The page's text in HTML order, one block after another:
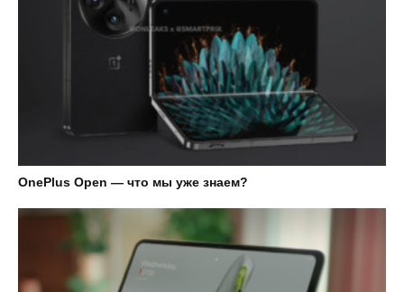
OnePlus Open — что мы уже знаем?